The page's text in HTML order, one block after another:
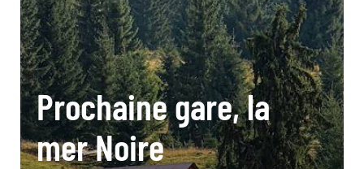
Prochaine gare, la
mer Noire